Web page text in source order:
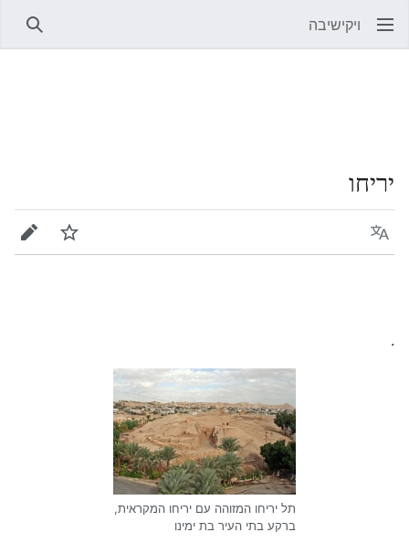
ויקישיבה
יריחו
שפה מעקב
.
תל יריחו המזוהה עם יריחו המקראית,
ברקע בתי העיר בת ימינו